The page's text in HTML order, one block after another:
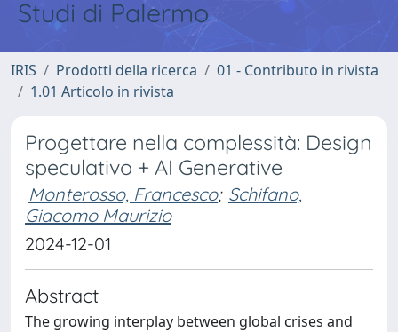
Studi di Palermo
IRIS Prodotti della ricerca
01 - Contributo in rivista
1.01 Articolo in rivista
Progettare nella complessità: Design
speculativo + AI Generative
Monterosso, Francesco; Schifano,
Giacomo Maurizio
2024-12-01
Abstract
The growing interplay between global crises and